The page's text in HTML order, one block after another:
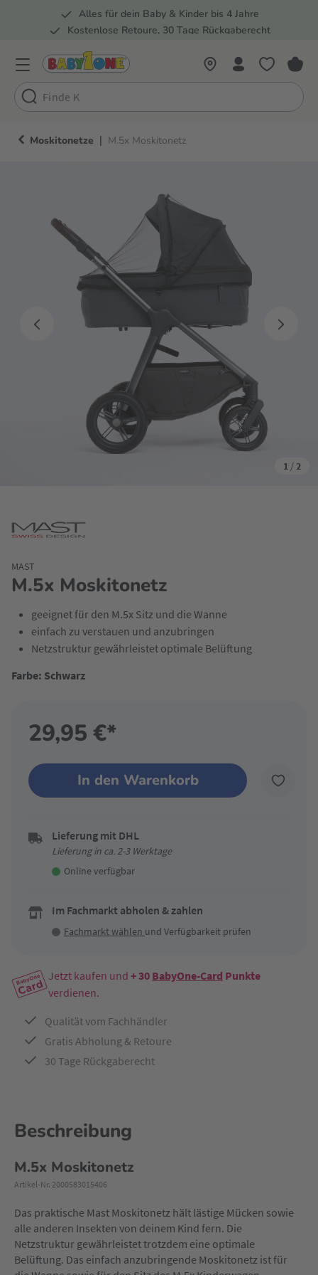
Zur Hauptnavigation springen
Alles für dein Baby & Kinder bis 4 Jahre
Kostenlose Retoure, 30 Tage Rückgaberecht
Moskitonetze | M.5x Moskitonetz
1 / 2
M.5x Moskitonetz
MAST
geeignet für den M.5x Sitz und die Wanne
einfach zu verstauen und anzubringen
Netzstruktur gewährleistet optimale Belüftung
Farbe: Schwarz
29,95 €*
In den Warenkorb
Lieferung mit DHL
Lieferung in ca. 2-3 Werktage
Online verfügbar
Im Fachmarkt abholen & zahlen
Fachmarkt wählen und Verfügbarkeit prüfen
Jetzt kaufen und + 30 BabyOne-Card Punkte
verdienen.
Qualität vom Fachhändler
Gratis Abholung & Retoure
30 Tage Rückgaberecht
Beschreibung
M.5x Moskitonetz
Artikel-Nr. 2000583015406
Das praktische Mast Moskitonetz hält lästige Mücken sowie
alle anderen Insekten von deinem Kind fern. Die
Netzstruktur gewährleistet trotzdem eine optimale
Belüftung. Das einfach anzubringende Moskitonetz ist für